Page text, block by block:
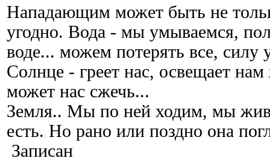
Нападающим может быть не
угодно. Вода - мы умываемся,
воде... можем потерять все, силу
Солнце - греет нас, освещает
может нас сжечь...
Земля.. Мы по ней ходим, мы
есть. Но рано или поздно она
Записан